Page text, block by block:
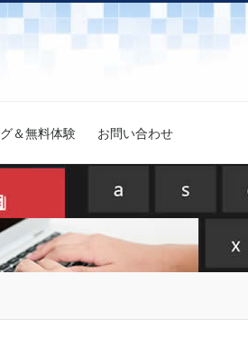
＆無料体験 お問い合わせ